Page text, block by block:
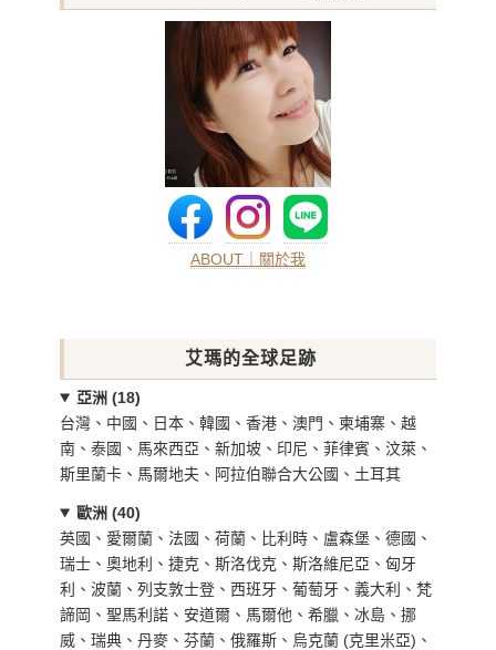
ABOUT｜關於我
艾瑪的全球足跡
亞洲 (18)
台灣、中國、日本、韓國、香港、澳門、柬埔寨、越
南、泰國、馬來西亞、新加坡、印尼、菲律賓、汶萊、
斯里蘭卡、馬爾地夫、阿拉伯聯合大公國、土耳其
歐洲 (40)
英國、愛爾蘭、法國、荷蘭、比利時、盧森堡、德國、
瑞士、奧地利、捷克、斯洛伐克、斯洛維尼亞、匈牙
利、波蘭、列支敦士登、西班牙、葡萄牙、義大利、梵
諦岡、聖馬利諾、安道爾、馬爾他、希臘、冰島、挪
威、瑞典、丹麥、芬蘭、俄羅斯、烏克蘭 (克里米亞)、